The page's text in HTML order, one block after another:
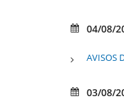
04/08/
AVISOS
03/08/